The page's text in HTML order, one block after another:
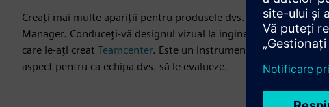
Creați mai multe apariții pentru produsele dvs. folosind diferite
Manager. Conduceți-vă designul vizual la inginerie și vizuale
care le-ați creat Teamcenter. Este un instrument important
aspect pentru ca echipa dvs. să le evalueze.